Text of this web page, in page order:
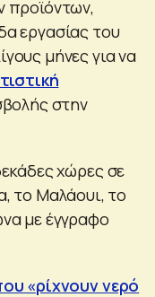
προϊόντων,
εργασίας του
μήνες για να
στην
χώρες σε
το Μαλάουι, το
με έγγραφο
«ρίχνουν νερό